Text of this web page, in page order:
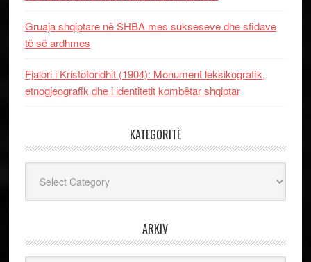
Gruaja shqiptare në SHBA mes sukseseve dhe sfidave
të së ardhmes
Fjalori i Kristoforidhit (1904): Monument leksikografik,
etnogjeografik dhe i identitetit kombëtar shqiptar
KATEGORITË
ARKIV